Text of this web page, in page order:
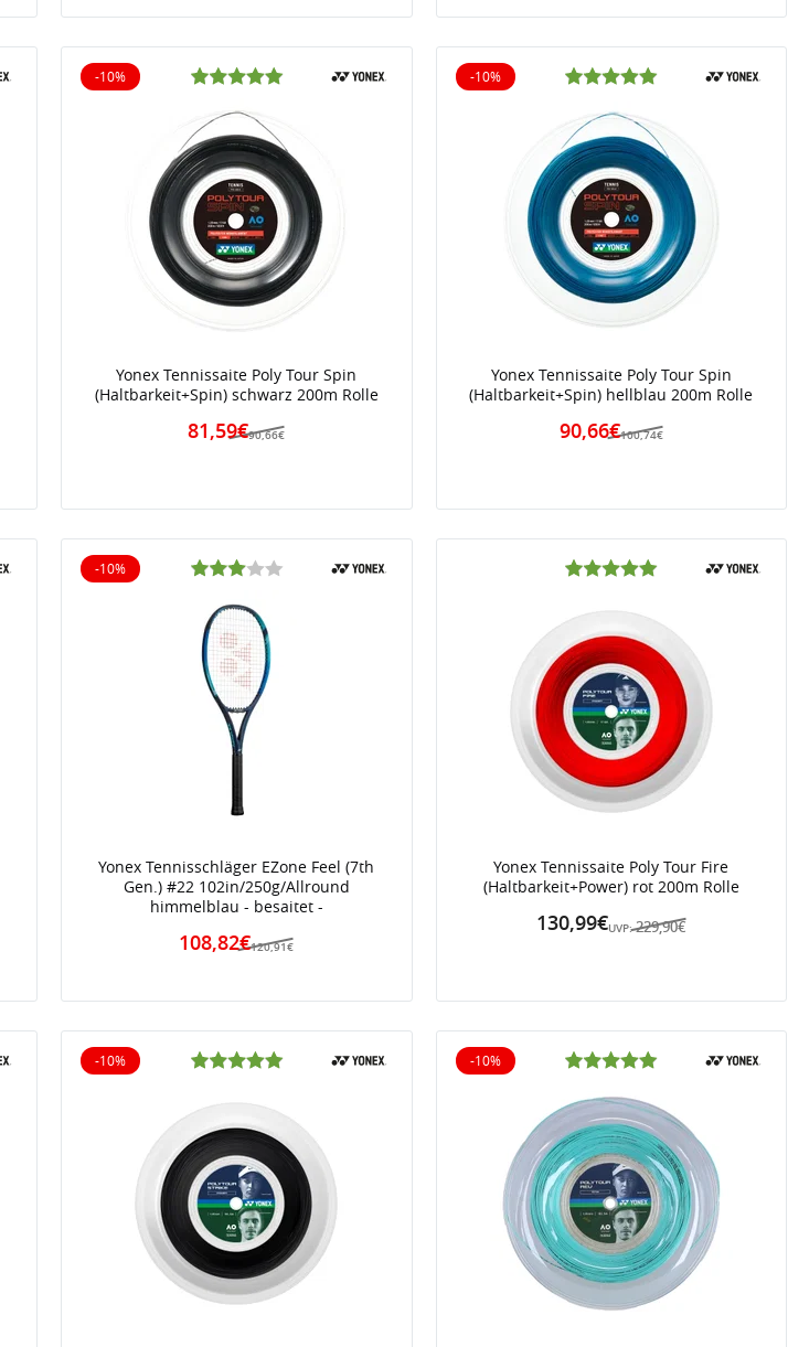
Yonex Tennissaite Poly Tour Spin
(Haltbarkeit+Spin) schwarz 200m Rolle
90,66€
81,59€
-10%
10% reduziert
Yonex Tennissaite Poly Tour Spin
(Haltbarkeit+Spin) hellblau 200m Rolle
100,74€
90,66€
-10%
10% reduziert
Yonex Tennisschläger EZone Feel (7th
Gen.) #22 102in/250g/Allround
himmelblau - besaitet -
120,91€
108,82€
-10%
10% reduziert
Yonex Tennissaite Poly Tour Fire
(Haltbarkeit+Power) rot 200m Rolle
UVP: 229,90€
130,99€
-10%
10% reduziert
-10%
10% reduziert